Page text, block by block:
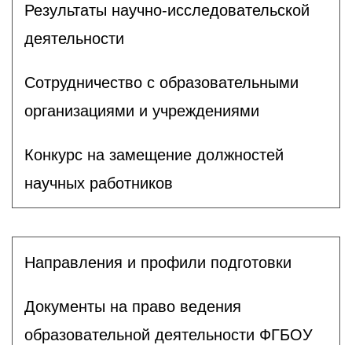
Результаты научно-исследовательской
деятельности
Сотрудничество с образовательными
организациями и учреждениями
Конкурс на замещение должностей
научных работников
Направления и профили подготовки
Документы на право ведения
образовательной деятельности ФГБОУ